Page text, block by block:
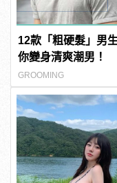
12款「粗硬髮」男
你變身清爽潮男！
GROOMING